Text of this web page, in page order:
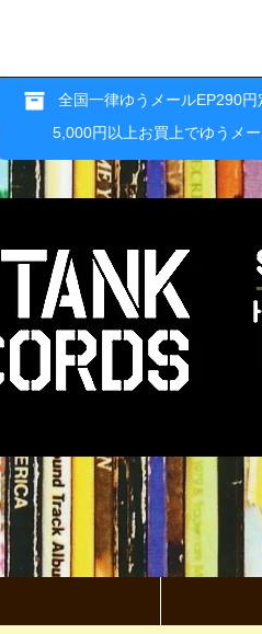
全国一律ゆうメールEP290
5,000円以上お買上でゆうメ